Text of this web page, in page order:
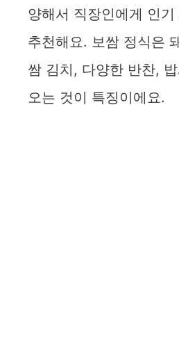
양해서 직장인에게 인
추천해요. 보쌈 정식은
쌈 김치, 다양한 반찬,
오는 것이 특징이에요.